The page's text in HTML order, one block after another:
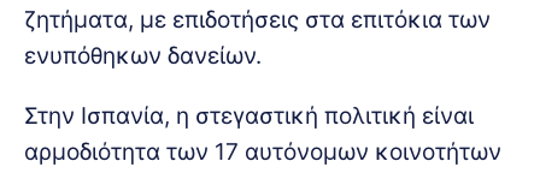
ζητήματα, με επιδοτήσεις στα επιτόκια των
ενυπόθηκων δανείων.
Στην Ισπανία, η στεγαστική πολιτική είναι
αρμοδιότητα των 17 αυτόνομων κοινοτήτων